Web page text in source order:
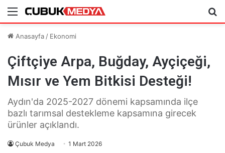
Menü
Anasayfa / Ekonomi
Çiftçiye Arpa, Buğday, Ayçiçeği,
Mısır ve Yem Bitkisi Desteği!
Aydın'da 2025-2027 dönemi kapsamında ilçe
bazlı tarımsal destekleme kapsamına girecek
ürünler açıklandı.
Çubuk Medya 1 Mart 2026